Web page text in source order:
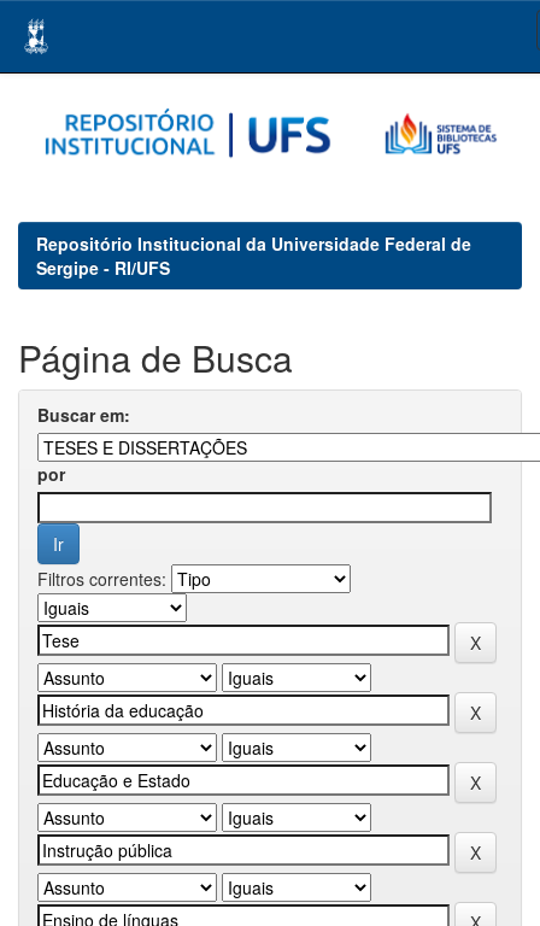
navigation
Repositório Institucional da Universidade Federal de
Sergipe - RI/UFS
Página de Busca
Buscar em:
por
Filtros correntes: